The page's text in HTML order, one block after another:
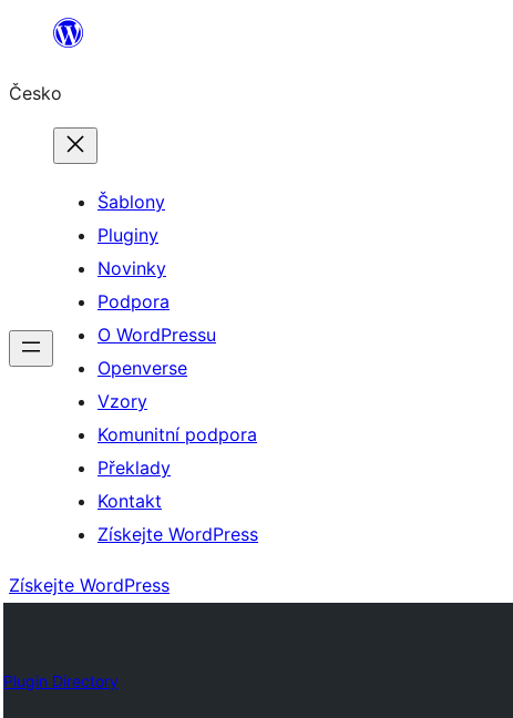
Přeskočit
obsah
Česko
Šablony
Pluginy
Novinky
Podpora
O WordPressu
Openverse
Vzory
Komunitní podpora
Překlady
Kontakt
Získejte WordPress
Získejte WordPress
Plugin Directory